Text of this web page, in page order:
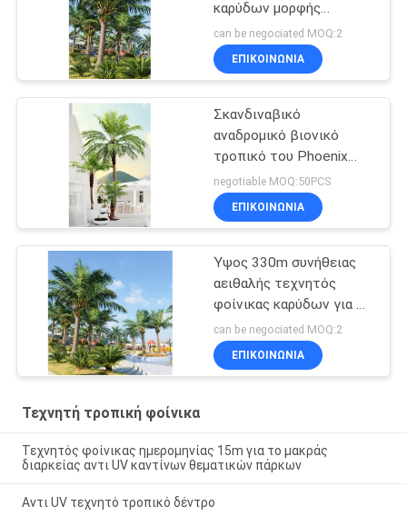
καρύδων μορφής
τεχνητό UV αντίσταση
can be negociated MOQ:2
ΕΠΙΚΟΙΝΩΝΊΑ
Σκανδιναβικό
αναδρομικό βιονικό
τροπικό του Phoenix
φοινίκων ντεκόρ
ξενοδοχείων
πατωμάτων πράσινο
negotiable MOQ:50PCS
ΕΠΙΚΟΙΝΩΝΊΑ
Ύψος 330m συνήθειας
αειθαλής τεχνητός
φοίνικας καρύδων για τα
υπαίθρια γεγονότα
can be negociated MOQ:2
ΕΠΙΚΟΙΝΩΝΊΑ
Τεχνητή τροπική φοίνικα
Τεχνητός φοίνικας ημερομηνίας 15m για το μακράς
διαρκείας αντι UV καντίνων θεματικών πάρκων
Αντι UV τεχνητό τροπικό δέντρο